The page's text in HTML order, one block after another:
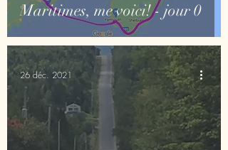
Maritimes, me voici! - jour 0
26 déc. 2021